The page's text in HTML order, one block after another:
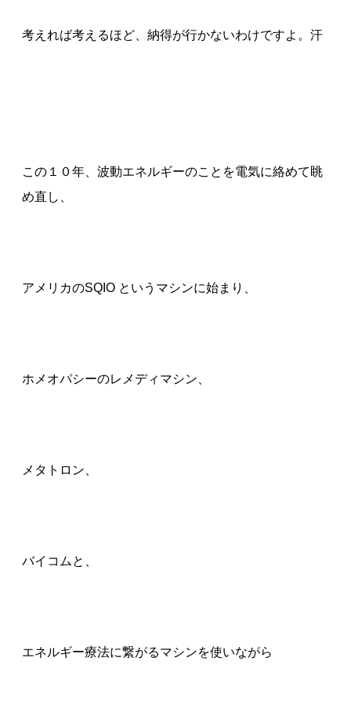
考えれば考えるほど、納得が行かないわけですよ。汗
この１０年、波動エネルギーのことを電気に絡めて眺
め直し、
アメリカのSQIO というマシンに始まり、
ホメオパシーのレメディマシン、
メタトロン、
バイコムと、
エネルギー療法に繋がるマシンを使いながら